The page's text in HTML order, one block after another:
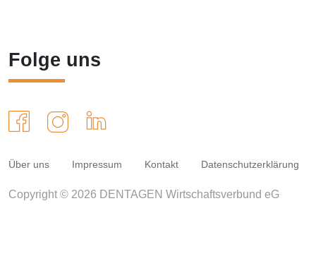
Folge uns
Über uns Impressum Kontakt Datenschutzerklärung
Copyright © 2026 DENTAGEN Wirtschaftsverbund eG